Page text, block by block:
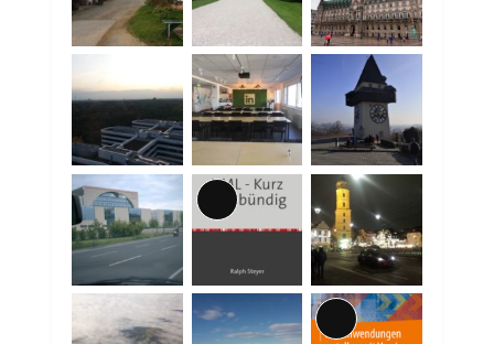
Lange
Beschreibung
Lange